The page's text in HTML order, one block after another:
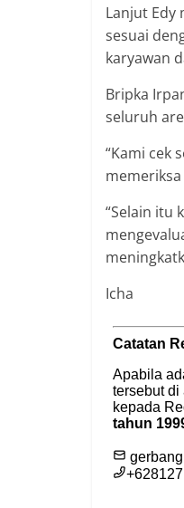
Lanjut Edy
sesuai
karyawan
Bripka
seluruh
“Kami cek
“Selain itu
Icha